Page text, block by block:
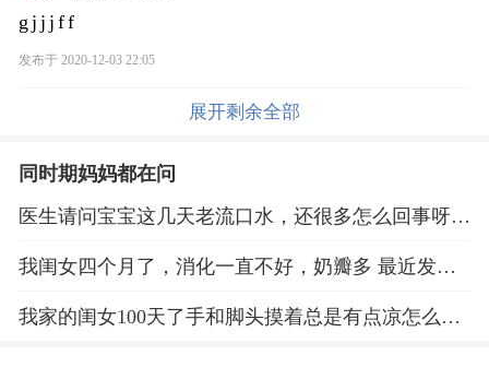
g j j j f f
发布于 2020-12-03 22:05
展开剩余全部
同时期妈妈都在问
医生请问宝宝这几天老流口水，还很多怎么回事呀宝
我闺女四个月了，消化一直不好，奶瓣多 最近发现
水，是不是不好？据说唾液里面含有那个消化酶的，
我家的闺女100天了手和脚头摸着总是有点凉怎么回